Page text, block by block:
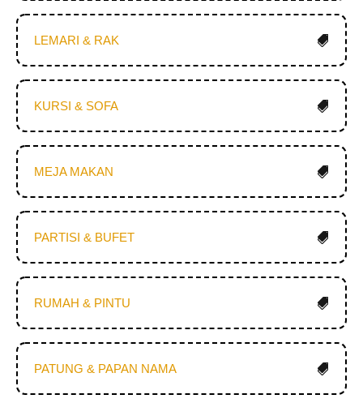
LEMARI & RAK
KURSI & SOFA
MEJA MAKAN
PARTISI & BUFET
RUMAH & PINTU
PATUNG & PAPAN NAMA